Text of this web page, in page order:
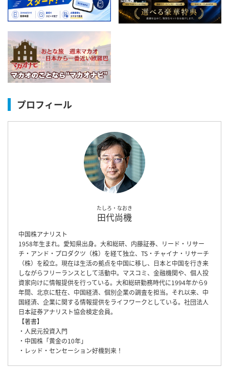
プロフィール
たしろ・なおき
田代尚機
中国株アナリスト
1958年生まれ。愛知県出身。大和総研、内藤証券、リード・リサー
チ・アンド・プロダクツ（株）を経て独立、TS・チャイナ・リサーチ
（株）を設立。現在は生活の拠点を中国に移し、日本と中国を行き来
しながらフリーランスとして活動中。マスコミ、金融機関や、個人投
資家向けに情報提供を行っている。大和総研勤務時代に1994年から9
年間、北京に駐在、中国経済、個別企業の調査を担当。それ以来、中
国経済、企業に関する情報提供をライフワークとしている。社団法人
日本証券アナリスト協会検定会員。
【著書】
・人民元投資入門
・中国株「黄金の10年」
・レッド・センセーション好機到来！